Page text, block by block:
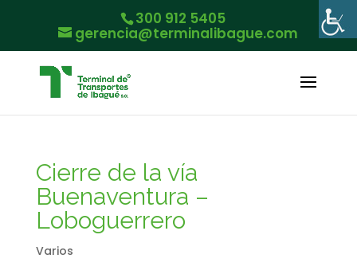
300 912 5405
gerencia@terminalibague.com
Cierre de la vía
Buenaventura –
Loboguerrero
Varios